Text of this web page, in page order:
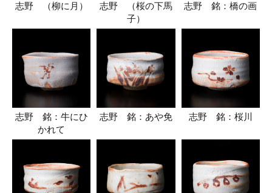
志野 （柳に月）
志野 （桜の下馬
子）
志野 銘：橋の画
志野 銘：牛にひ
かれて
志野 銘：あや免 志野 銘：桜川